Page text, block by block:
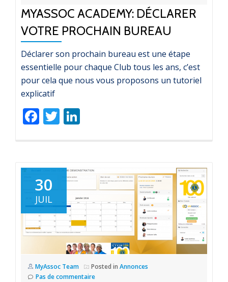
MYASSOC ACADEMY: DÉCLARER
VOTRE PROCHAIN BUREAU
Déclarer son prochain bureau est une étape
essentielle pour chaque Club tous les ans, c’est
pour cela que nous vous proposons un tutoriel
explicatif
Facebook
Twitter
30
JUIL
MyAssoc Team Posted in Annonces
Pas de commentaire